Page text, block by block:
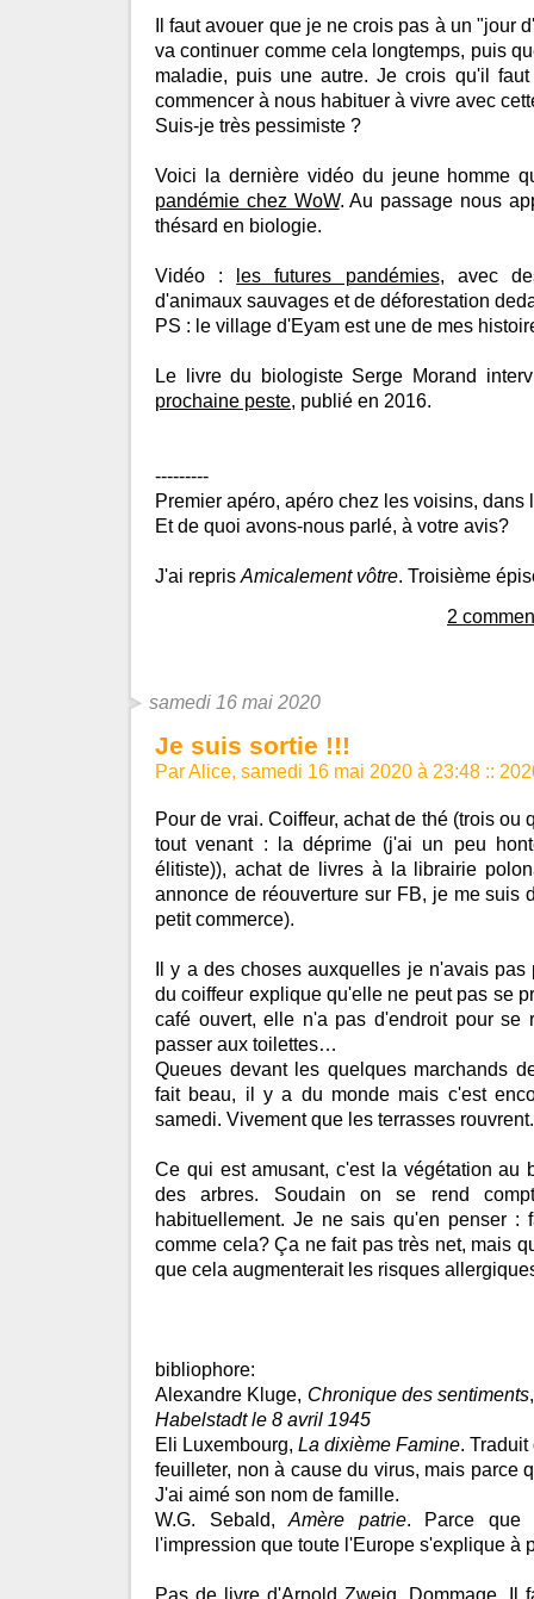
Il faut avouer que je ne crois pas à un "jour
va continuer comme cela longtemps, puis
maladie, puis une autre. Je crois qu'il
commencer à nous habituer à vivre avec
Suis-je très pessimiste ?
Voici la dernière vidéo du jeune homme
pandémie chez WoW. Au passage nous
thésard en biologie.
Vidéo : les futures pandémies, avec
d'animaux sauvages et de déforestation
PS : le village d'Eyam est une de mes
Le livre du biologiste Serge Morand
prochaine peste, publié en 2016.
---------
Premier apéro, apéro chez les voisins, dans
Et de quoi avons-nous parlé, à votre avis?
J'ai repris Amicalement vôtre. Troisième
2
samedi 16 mai 2020
Je suis sortie !!!
Par Alice, samedi 16 mai 2020 à 23:48 ::
Pour de vrai. Coiffeur, achat de thé (trois ou
tout venant : la déprime (j'ai un peu
élitiste)), achat de livres à la librairie
annonce de réouverture sur FB, je me suis
petit commerce).
Il y a des choses auxquelles je n'avais
du coiffeur explique qu'elle ne peut pas se
café ouvert, elle n'a pas d'endroit pour se
passer aux toilettes…
Queues devant les quelques marchands
fait beau, il y a du monde mais c'est
samedi. Vivement que les terrasses rouvrent.
Ce qui est amusant, c'est la végétation au
des arbres. Soudain on se rend
habituellement. Je ne sais qu'en penser :
comme cela? Ça ne fait pas très net, mais
que cela augmenterait les risques
bibliophore:
Alexandre Kluge, Chronique des sentiments
Habelstadt le 8 avril 1945
Eli Luxembourg, La dixième Famine.
feuilleter, non à cause du virus, mais parce
J'ai aimé son nom de famille.
W.G. Sebald,Amère patrie. Parce que
l'impression que toute l'Europe s'explique à